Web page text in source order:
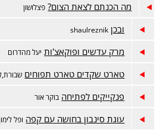
מה הכנתם לצאת הצום? פצלושון
ובכן shaulreznik
מרק עדשים ופוקאצ'ות יעל מהדרום
טארט שקדים טארט תפוחים
פנקייקים לפתיחה בוקר אור
עוגת סינבון בחושה עם קפה ופל